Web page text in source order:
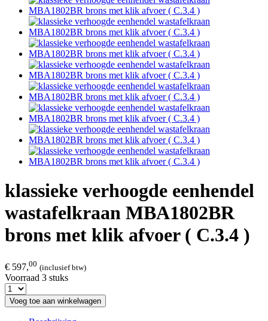
klassieke verhoogde eenhendel
wastafelkraan MBA1802BR
brons met klik afvoer ( C.3.4 )
€ 597,00 (inclusief btw)
Voorraad 3 stuks
Voeg toe aan winkelwagen